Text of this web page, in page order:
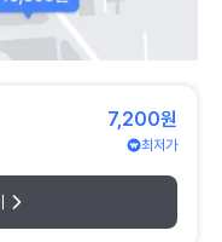
7,200원
최저가